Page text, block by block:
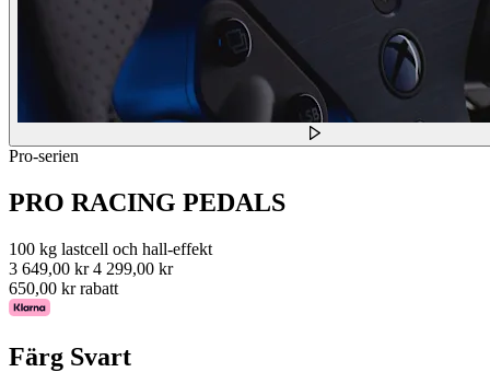
Pro-serien
PRO RACING PEDALS
100 kg lastcell och hall-effekt
3 649,00 kr 4 299,00 kr
650,00 kr rabatt
Färg Svart